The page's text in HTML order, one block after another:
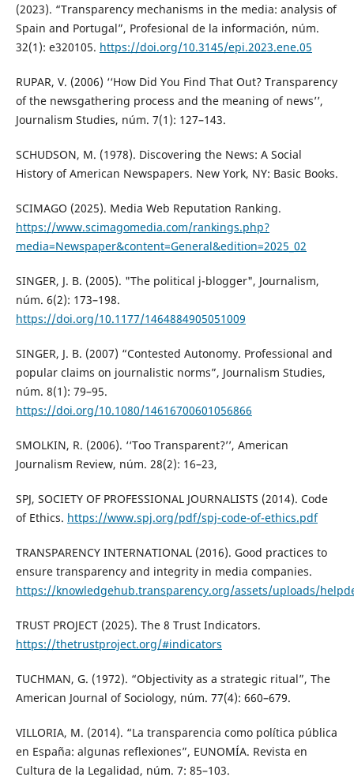
(2023). “Transparency mechanisms in the media: analysis of
Spain and Portugal”, Profesional de la información, núm.
32(1): e320105. https://doi.org/10.3145/epi.2023.ene.05
RUPAR, V. (2006) ‘‘How Did You Find That Out? Transparency
of the newsgathering process and the meaning of news’’,
Journalism Studies, núm. 7(1): 127–143.
SCHUDSON, M. (1978). Discovering the News: A Social
History of American Newspapers. New York, NY: Basic Books.
SCIMAGO (2025). Media Web Reputation Ranking.
https://www.scimagomedia.com/rankings.php?
media=Newspaper&content=General&edition=2025_02
SINGER, J. B. (2005). "The political j-blogger", Journalism,
núm. 6(2): 173–198.
https://doi.org/10.1177/1464884905051009
SINGER, J. B. (2007) “Contested Autonomy. Professional and
popular claims on journalistic norms”, Journalism Studies,
núm. 8(1): 79–95.
https://doi.org/10.1080/14616700601056866
SMOLKIN, R. (2006). ‘‘Too Transparent?’’, American
Journalism Review, núm. 28(2): 16–23,
SPJ, SOCIETY OF PROFESSIONAL JOURNALISTS (2014). Code
of Ethics. https://www.spj.org/pdf/spj-code-of-ethics.pdf
TRANSPARENCY INTERNATIONAL (2016). Good practices to
ensure transparency and integrity in media companies.
https://knowledgehub.transparency.org/assets/uploads/
TRUST PROJECT (2025). The 8 Trust Indicators.
https://thetrustproject.org/#indicators
TUCHMAN, G. (1972). “Objectivity as a strategic ritual”, The
American Journal of Sociology, núm. 77(4): 660–679.
VILLORIA, M. (2014). “La transparencia como política pública
en España: algunas reflexiones”, EUNOMÍA. Revista en
Cultura de la Legalidad, núm. 7: 85–103.